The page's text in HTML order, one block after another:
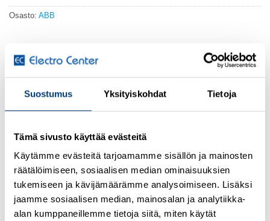
Suostumus Yksityiskohdat Tietoja
Tämä sivusto käyttää evästeitä
Käytämme evästeitä tarjoamamme sisällön ja mainosten
räätälöimiseen, sosiaalisen median ominaisuuksien
tukemiseen ja kävijämäärämme analysoimiseen. Lisäksi
jaamme sosiaalisen median, mainosalan ja analytiikka-
alan kumppaneillemme tietoja siitä, miten käytät
Osasto: ABB
installations against overload and short circuits. This
UL standards, for the markets where it is required.
TUTUSTU MYÖS